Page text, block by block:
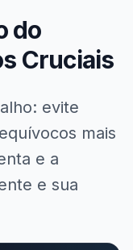
do
Cruciais
evite
mais
e a
e sua